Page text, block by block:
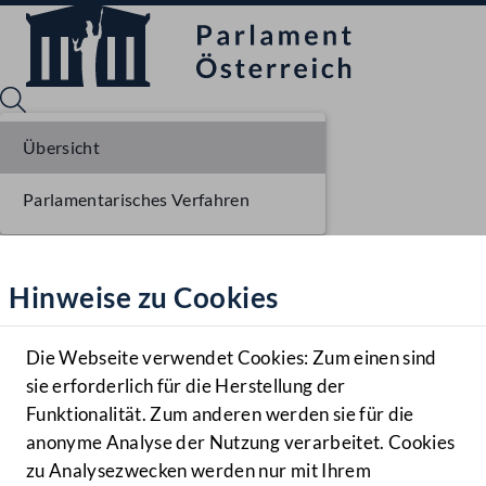
Hilfe
Benutzer
Navigationsmenü öffnen
MENÜ
Hinweise zu Cookies
Die Webseite verwendet Cookies: Zum einen sind
sie erforderlich für die Herstellung der
Funktionalität. Zum anderen werden sie für die
anonyme Analyse der Nutzung verarbeitet. Cookies
zu Analysezwecken werden nur mit Ihrem
Übersicht
Parlamentarisches Verfahren